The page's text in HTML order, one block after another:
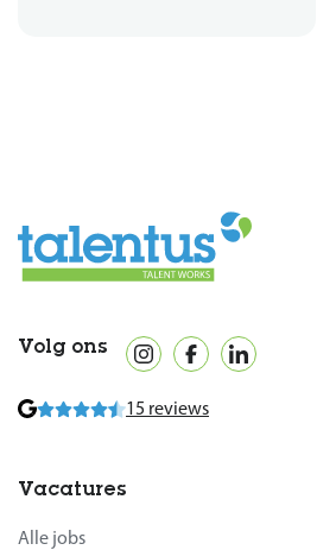
Volg ons
15 reviews
Vacatures
Alle jobs